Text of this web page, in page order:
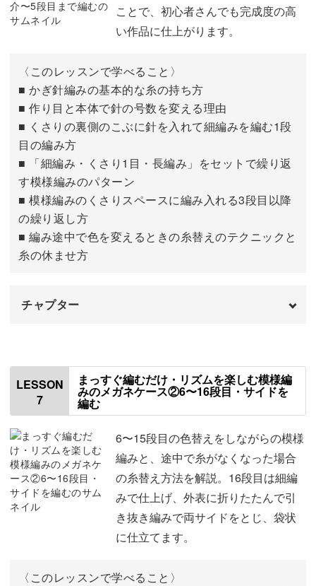
巾着の糸処理をする 17:00
ことで、初心者さんでも完成度の高
い作品に仕上がります。
〈このレッスンで学べること〉
■ かぎ針編みの基本的な糸の持ち方
■ 作り目と本体で針の号数を変える理由
■ くさりの裏側のこぶに針を入れて細編みを編む1段
目の編み方
■ 「細編み・くさり1目・長編み」をセットで繰り返
す模様編みのパターン
■ 模様編みのくさりスペースに編み入れる3段目以降
の繰り返し方
■ 編み途中で色を変えるときの糸替えのテクニックと
糸の休ませ方
チャプター
使用材料・道具 01:24
編み図について
作り目を編む 03:03
1段目を編む 05:52
2段目を編む 08:21
LESSON
7
まっすぐ編むだけ・リズムを楽しむ模様編
みのメガネケース②6〜16段目・サイドを
編む
6〜15段目の色替えをしながらの模様
編みと、途中で糸がなくなった場合
の糸替え方法を解説。16段目は細編
みで仕上げ、外表に折りたたんで引
き抜き編みで両サイドをとじ、袋状
に仕立てます。
〈このレッスンで学べること〉